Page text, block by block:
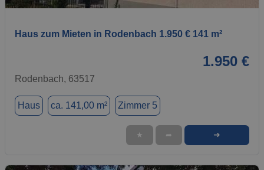
Haus zum Mieten in Rodenbach 1.950 € 141 m²
1.950 €
Rodenbach, 63517
Haus ca. 141,00 m² Zimmer 5
★ ➦ ➜